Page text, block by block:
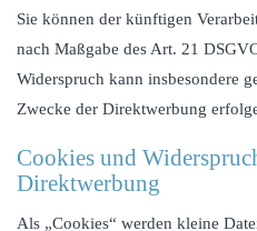
Sie können der künftigen
nach Maßgabe des Art. 21
Widerspruch kann insbesondere
Zwecke der Direktwerbung
Cookies und
Direktwerbung
Als „Cookies“ werden kleine